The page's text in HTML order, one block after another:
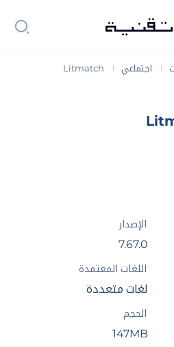
| اجتماعي |
Litmatch
الإصدار
7.67.0
اللغات المعتمدة
لغات متعددة
الحجم
147MB